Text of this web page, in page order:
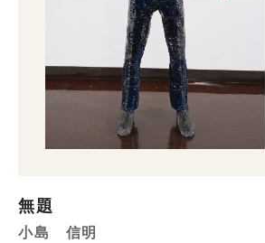
無題
小島 信明